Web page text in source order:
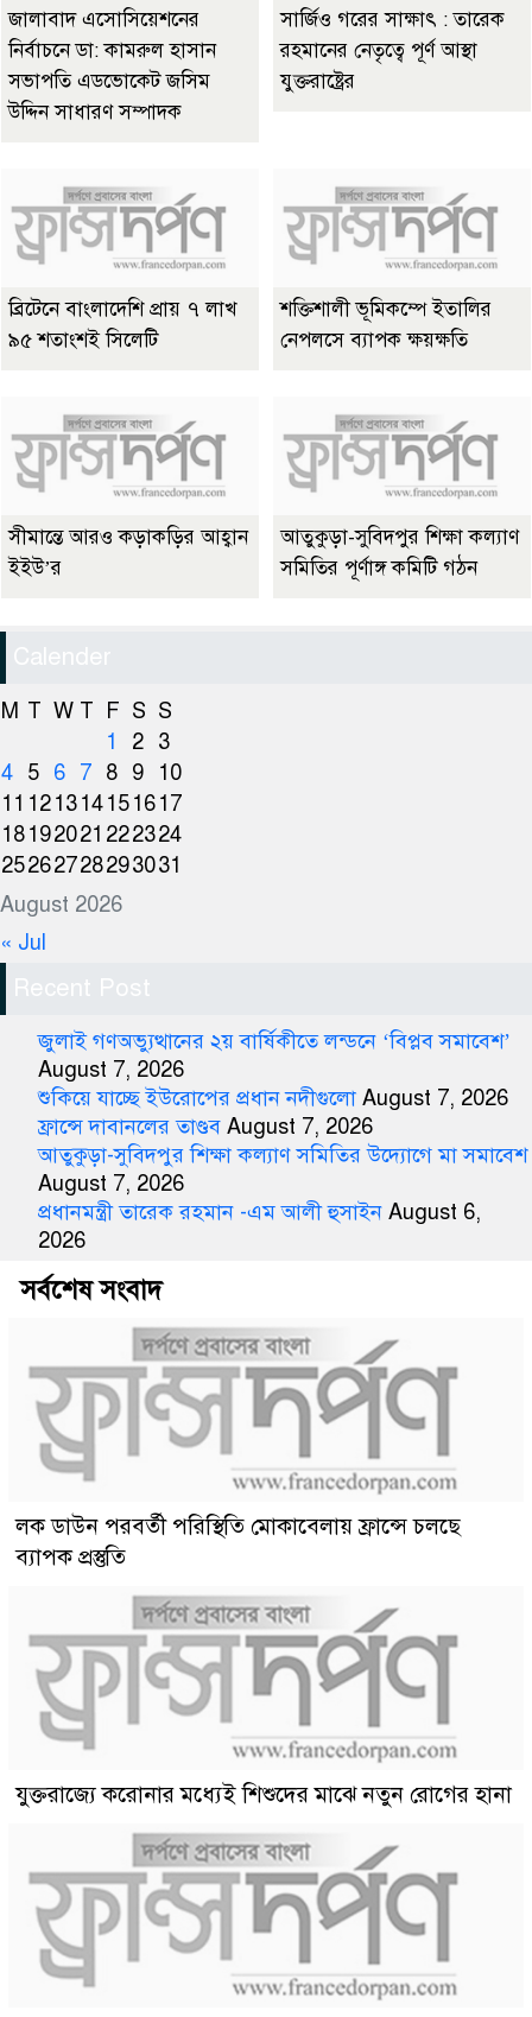
জালাবাদ এসোসিয়েশনের
নির্বাচনে ডা: কামরুল হাসান
সভাপতি এডভোকেট জসিম
উদ্দিন সাধারণ সম্পাদক
সার্জিও গরের সাক্ষাৎ : তারেক
রহমানের নেতৃত্বে পূর্ণ আস্থা
যুক্তরাষ্ট্রের
ব্রিটেনে বাংলাদেশি প্রায় ৭ লাখ
৯৫ শতাংশই সিলেটি
শক্তিশালী ভূমিকম্পে ইতালির
নেপলসে ব্যাপক ক্ষয়ক্ষতি
সীমান্তে আরও কড়াকড়ির আহ্বান
ইইউ’র
আতুকুড়া-সুবিদপুর শিক্ষা কল্যাণ
সমিতির পূর্ণাঙ্গ কমিটি গঠন
Calender
August 2026
M T W T F S S
1
2 3
4 5 6 7 8 9
10
11 121314151617
18192021 222324
25262728293031
« Jul
Recent Post
জুলাই গণঅভ্যুত্থানের ২য় বার্ষিকীতে লন্ডনে ‘বিপ্লব সমাবেশ’
August 7, 2026
শুকিয়ে যাচ্ছে ইউরোপের প্রধান নদীগুলো August 7, 2026
ফ্রান্সে দাবানলের তাণ্ডব August 7, 2026
আতুকুড়া-সুবিদপুর শিক্ষা কল্যাণ সমিতির উদ্যোগে মা সমাবেশ
August 7, 2026
প্রধানমন্ত্রী তারেক রহমান -এম আলী হুসাইন August 6,
2026
সর্বশেষ সংবাদ
লক ডাউন পরবর্তী পরিস্থিতি মোকাবেলায় ফ্রান্সে চলছে
ব্যাপক প্রস্তুতি
যুক্তরাজ্যে করোনার মধ্যেই শিশুদের মাঝে নতুন রোগের হানা